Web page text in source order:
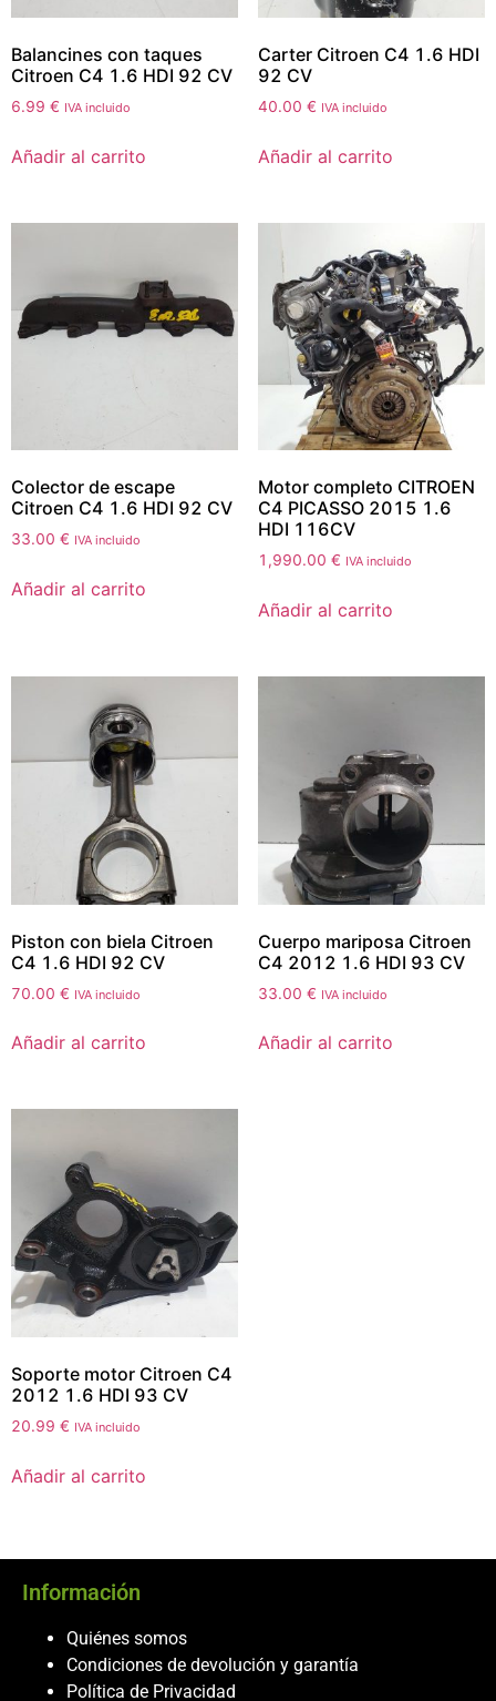
Balancines con taques
Citroen C4 1.6 HDI 92 CV
6.99 € IVA incluido
Añadir al carrito
Carter Citroen C4 1.6 HDI
92 CV
40.00 € IVA incluido
Añadir al carrito
Colector de escape
Citroen C4 1.6 HDI 92 CV
33.00 € IVA incluido
Añadir al carrito
Motor completo CITROEN
C4 PICASSO 2015 1.6
HDI 116CV
1,990.00 € IVA incluido
Añadir al carrito
Piston con biela Citroen
C4 1.6 HDI 92 CV
70.00 € IVA incluido
Añadir al carrito
Cuerpo mariposa Citroen
C4 2012 1.6 HDI 93 CV
33.00 € IVA incluido
Añadir al carrito
Soporte motor Citroen C4
2012 1.6 HDI 93 CV
20.99 € IVA incluido
Añadir al carrito
Información
Quiénes somos
Condiciones de devolución y garantía
Política de Privacidad